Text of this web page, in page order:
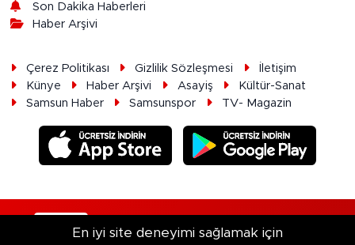
Son Dakika Haberleri
Haber Arşivi
Çerez Politikası Gizlilik Sözleşmesi
İletişim
Künye
Haber Arşivi Asayiş
Kültür-Sanat
Samsun Haber
Samsunspor TV- Magazin
En iyi site deneyimi sağlamak için